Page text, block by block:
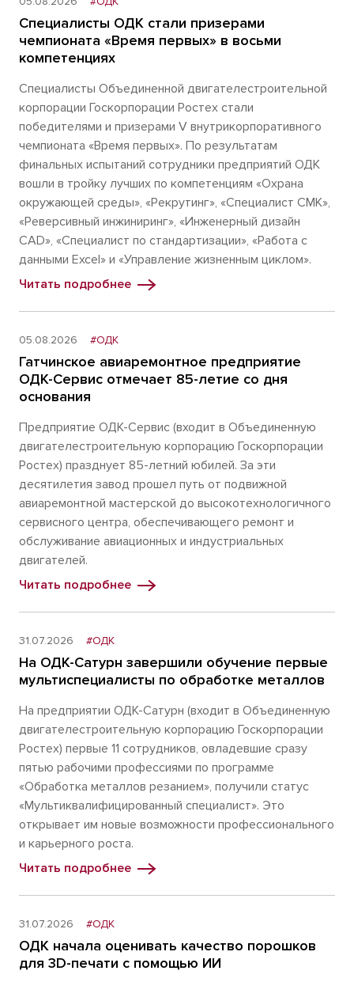
Специалисты ОДК стали призерами
чемпионата «Время первых» в восьми
компетенциях
Специалисты Объединенной двигателестроительной
корпорации Госкорпорации Ростех стали
победителями и призерами V внутрикорпоративного
чемпионата «Время первых». По результатам
финальных испытаний сотрудники предприятий ОДК
вошли в тройку лучших по компетенциям «Охрана
окружающей среды», «Рекрутинг», «Специалист СМК»,
«Реверсивный инжиниринг», «Инженерный дизайн
CAD», «Специалист по стандартизации», «Работа с
данными Excel» и «Управление жизненным циклом».
Читать подробнее
05.08.2026 #ОДК
Гатчинское авиаремонтное предприятие
ОДК-Сервис отмечает 85-летие со дня
основания
Предприятие ОДК-Сервис (входит в Объединенную
двигателестроительную корпорацию Госкорпорации
Ростех) празднует 85-летний юбилей. За эти
десятилетия завод прошел путь от подвижной
авиаремонтной мастерской до высокотехнологичного
сервисного центра, обеспечивающего ремонт и
обслуживание авиационных и индустриальных
двигателей.
Читать подробнее
31.07.2026 #ОДК
На ОДК-Сатурн завершили обучение первые
мультиспециалисты по обработке металлов
На предприятии ОДК-Сатурн (входит в Объединенную
двигателестроительную корпорацию Госкорпорации
Ростех) первые 11 сотрудников, овладевшие сразу
пятью рабочими профессиями по программе
«Обработка металлов резанием», получили статус
«Мультиквалифицированный специалист». Это
открывает им новые возможности профессионального
и карьерного роста.
Читать подробнее
31.07.2026 #ОДК
ОДК начала оценивать качество порошков
для 3D-печати с помощью ИИ